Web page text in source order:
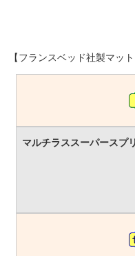
【フランスベッド社製マッ